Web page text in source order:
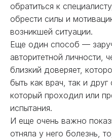
обратиться к
обрести силы и
возникшей ситуации.
Еще один способ —
авторитетной личности,
близкий доверяет,
быть как врач, так и
который проходил или
испытания.
И еще очень важно
отняла у него болезнь,